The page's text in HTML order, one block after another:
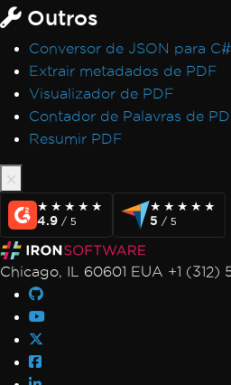
Outros
Conversor de JSON para C#
Extrair metadados de PDF
Visualizador de PDF
Contador de Palavras de
Resumir PDF
★★★★★
★★★★★
4.9 / 5
★★★★★
★★★★★
5 / 5
Chicago, IL 60601 EUA +1